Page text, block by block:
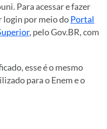
Para acessar e fazer
login por meio doPortal
, pelo Gov.BR, com
esse é o mesmo
para o Enem e o